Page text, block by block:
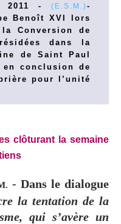
2011 - (E.S.M.)-
Benoît XVI lors
Conversion de
dans la
de Saint Paul
conclusion de
pour l’unité
clôturant la semaine
- Dans le dialogue
la tentation de la
qui s’avère un